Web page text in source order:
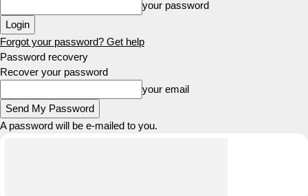
your password
Forgot your password? Get help
Password recovery
Recover your password
your email
A password will be e-mailed to you.